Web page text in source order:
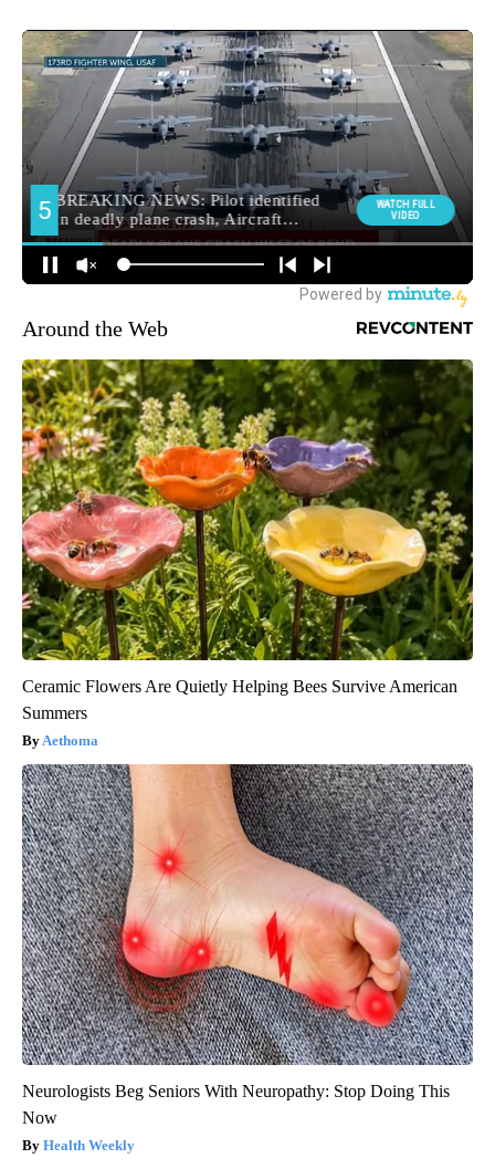
Around the Web
Ceramic Flowers Are Quietly Helping Bees Survive American
Summers
Aethoma
Neurologists Beg Seniors With Neuropathy: Stop Doing This
Now
Health Weekly